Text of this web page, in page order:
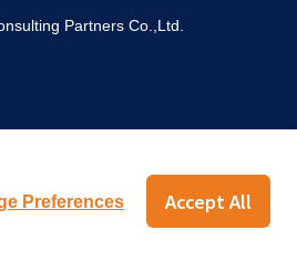
Partners Co.,Ltd.
Accept All
Preferences